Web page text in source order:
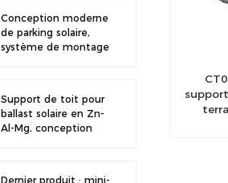
accrue
Conception moderne
de parking solaire,
système de montage
résistance
Support de toit pour
ballast solaire en Zn-
Al-Mg, conception
Dernier produit : mini-